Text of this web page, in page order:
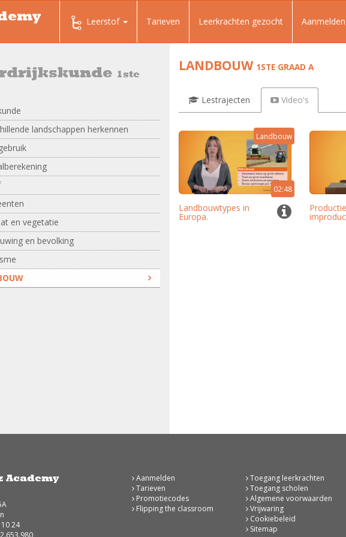
Leerstof Tarieven Leerkrachten gezocht Aanmelden
1ste
landschappen herkennen
en vegetatie
en bevolking
LANDBOUW 1STE GRAAD A
Lestrajecten Video's
Landbouw
02:48
Landbouwtypes in
Europa.
Academy
24
Aanmelden
Tarieven
Promotiecodes
Flipping the classroom
Toegang leerkrachten
Toegang scholen
Algemene voorwaarden
Vrijwaring
Cookiebeleid
Sitemap